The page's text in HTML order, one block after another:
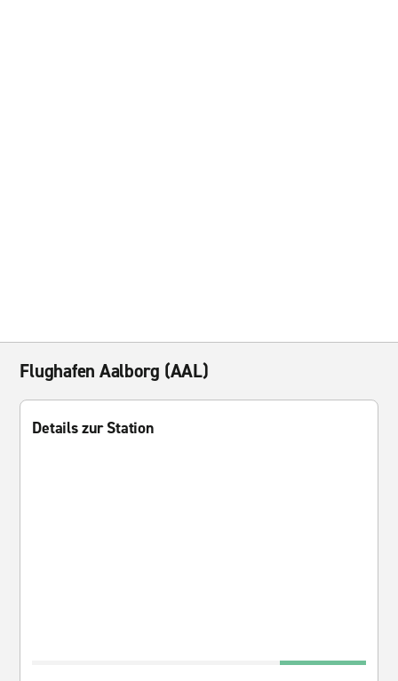
Flughafen Aalborg (AAL)
Details zur Station